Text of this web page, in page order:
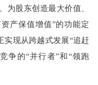
为股东创造最大价值、
产保值增值”的功能定
实现从跨越式发展“追赶
争的“并行者”和“领跑